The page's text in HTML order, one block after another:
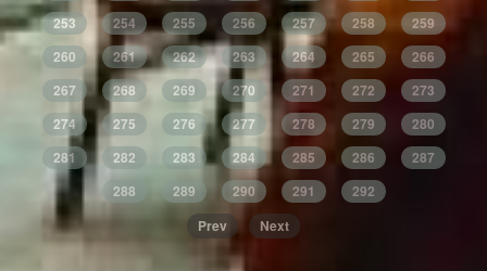
253
254 255 256 257 258
259
260
261 262 263 264 265
266
267
268 269 270 271 272
273
274
275 276 277 278 279
280
281
282 283 284 285 286
287
288
289 290 291
292
Prev
Next